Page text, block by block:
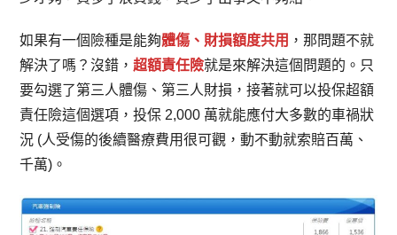
如果有一個險種是能夠體傷、財損額度共用 ，那問題不就
解決了嗎？沒錯，超額責任險就是來解決這個問題的。只
要勾選了第三人體傷、第三人財損，接著就可以投保超額
責任險這個選項，投保 2,000 萬就能應付大多數的車禍狀
況 (人受傷的後續醫療費用很可觀，動不動就索賠百萬、
千萬)。